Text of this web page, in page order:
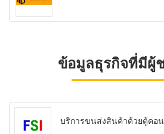
ข้อมูลธุรกิจที่มีผู้
บริการขนส่งสินค้าด้วยตู้คอน